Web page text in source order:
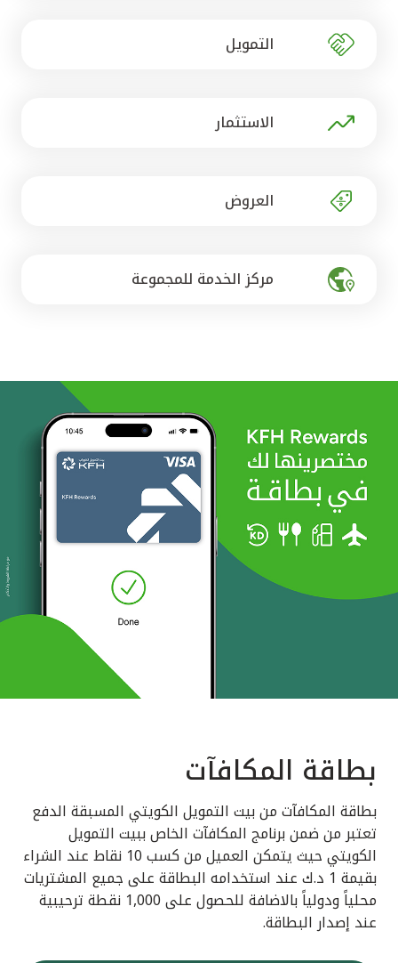
مصر
التمويل
الاستثمار
العروض
مركز الخدمة للمجموعة
بطاقة المكافآت
بطاقة المكافآت من بيت التمويل الكويتي المسبقة الدفع
تعتبر من ضمن برنامج المكافآت الخاص ببيت التمويل
الكويتي حيث يتمكن العميل من كسب 10 نقاط عند الشراء
بقيمة 1 د.ك عند استخدامه البطاقة على جميع المشتريات
محلياً ودولياً بالاضافة للحصول على 1,000 نقطة ترحيبية
عند إصدار البطاقة.